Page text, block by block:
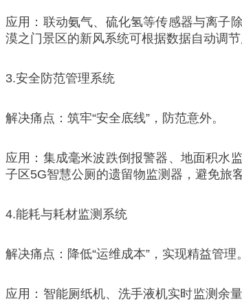
应用：联动氨气、硫化氢等传感器与离子
漠之门景区的新风系统可根据数据自动调节
3.安全防范管理系统
解决痛点：筑牢“安全底线”，防范意外。
应用：集成毫米波跌倒报警器、地面积水
子区5G智慧公厕的遗留物监测器，避免旅
4.能耗与耗材监测系统
解决痛点：降低“运维成本”，实现精益管理。
应用：智能厕纸机、洗手液机实时监测余